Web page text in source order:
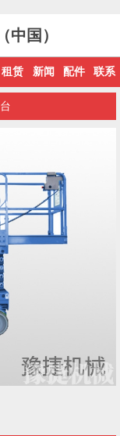
国）
租赁 新闻 配件 联系